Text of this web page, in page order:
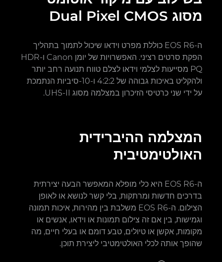
מסוג Dual Pixel CMOS
ה-EOS R6 כוללת מפרט וידאו שיכול לתמוך בתהליך
הפקת סרטים רציני. האפשרויות של יומן Canon ו-HDR
PQ מסייעות לצלמי וידאו לצלם טווח תנועה רחב יותר
ולהקליט באיכות גבוהה של 4:2:2 ו-10-סיביות הנתמכת
על ידי שני כרטיסי הזיכרון במצלמה מסוג UHS-II.
המצלמה ההיברידית
האולטימטיבית
ה-EOS R6 היא כלי מופלא המאפשר הבעה יצירתית
בדרכים חדשות ומרתקות, בלי קשר לנושא או לאופן
הצילום. ה-EOS R6 משלבת בין מהירות, איכות תמונה
וגמישות, בין אם זה צילום תמונות או וידאו, אנשים או
מקומות, אקשן או טיולים, טבע דומם או בעלי חיים, מה
שהופך אותה לכלי האולטימטיבי ליצירת תוכן.